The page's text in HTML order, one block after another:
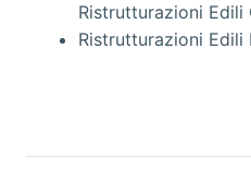
Ristrutturazioni Edili
Ristrutturazioni Edili